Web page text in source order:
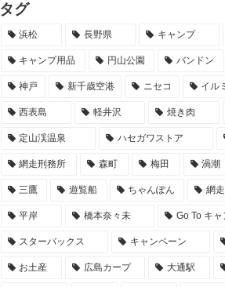
タグ
浜松 長野県 キャンプ
キャンプ用品 円山公園 バンドン
神戸 新千歳空港 ニセコ イル
西表島 軽井沢 焼き肉
定山渓温泉 ハセガワストア
網走刑務所 森町 梅田 渦潮
三鷹 遊覧船 ちゃんぽん 網走
平岸 橋本奈々未 Go To キ
スターバックス キャンペーン
お土産 広島カープ 大通駅